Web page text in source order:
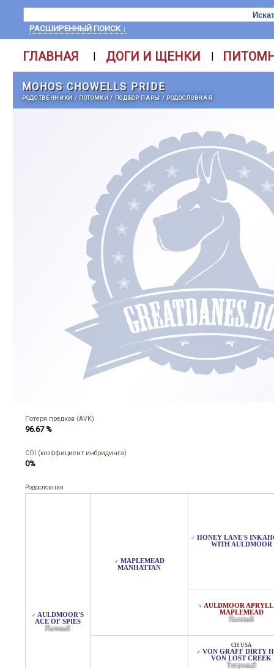
РАСШИРЕННЫЙ ПОИСК ↓
ГЛАВНАЯ | ДОГИ И ЩЕНКИ |
MOHOS CHOWELLS PRIDE
РОДСТВЕННИКИ / ПОТОМКИ/ ПОДБОР ПАРЫ / РОДОСЛОВНАЯ
Потеря предков (AVK)
96.67 %
COI (коэффициент инбридинга)
0%
Родословная
♂ AULDMOOR'S
ACE OF SPIES
Палевый
♂ MAPLEMEAD
MANHATTAN
♂ HONEY LANE'S
WITH AULDMOOR
♀ AULDMOOR APRYLL
MAPLEMEAD
Палевый
CH USA
♂ VON GRAFF DIRTY
VON LOST CREEK
Тигровый